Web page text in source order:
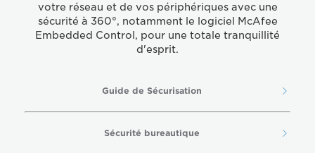
votre réseau et de vos périphériques avec une
sécurité à 360°, notamment le logiciel McAfee
Embedded Control, pour une totale tranquillité
d'esprit.
Guide de Sécurisation
Sécurité bureautique